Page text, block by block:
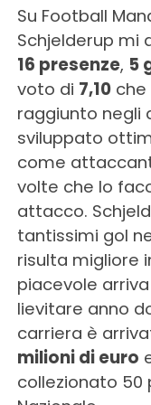
Su Football
Schjelderup mi
16 presenze, 5
voto di 7,10che
raggiunto negli
sviluppato
come
volte che lo
attacco.
tantissimi gol
risulta migliore
piacevole
lievitare anno
carriera è
milioni di euro
collezionato 50